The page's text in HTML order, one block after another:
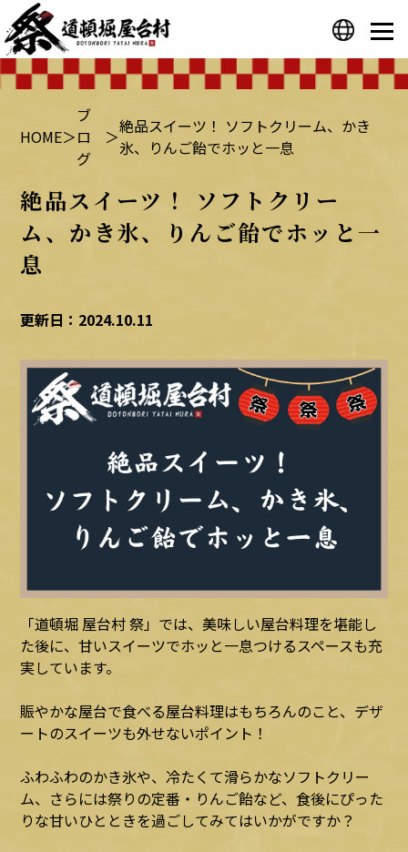
HOME＞
ブ
ロ
グ
＞絶品スイーツ！ ソフトクリーム、かき
氷、りんご飴でホッと一息
絶品スイーツ！ ソフトクリー
ム、かき氷、りんご飴でホッと一
息
更新日：2024.10.11
「道頓堀 屋台村 祭」では、美味しい屋台料理を堪能し
た後に、甘いスイーツでホッと一息つけるスペースも充
実しています。
賑やかな屋台で食べる屋台料理はもちろんのこと、デザ
ートのスイーツも外せないポイント！
ふわふわのかき氷や、冷たくて滑らかなソフトクリー
ム、さらには祭りの定番・りんご飴など、食後にぴった
りな甘いひとときを過ごしてみてはいかがですか？